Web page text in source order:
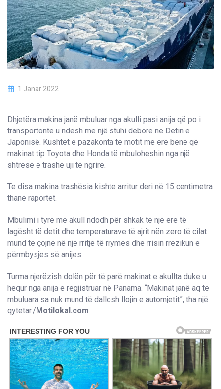
1 Janar 2022
Dhjetëra makina janë mbuluar nga akulli pasi anija që po i
transportonte u ndesh me një stuhi dëbore në Detin e
Japonisë. Kushtet e pazakonta të motit me erë bënë që
makinat tip Toyota dhe Honda të mbuloheshin nga një
shtresë e trashë uji të ngrirë.
Te disa makina trashësia kishte arritur deri në 15 centimetra
thanë raportet.
Mbulimi i tyre me akull ndodh për shkak të një ere të
lagësht të detit dhe temperaturave të ajrit nën zero të cilat
mund të çojnë në një rritje të rrymës dhe rrisin rrezikun e
përmbysjes së anijes.
Turma njerëzish dolën për të parë makinat e akullta duke u
hequr nga anija e regjistruar në Panama. “Makinat janë aq të
mbuluara sa nuk mund të dallosh llojin e automjetit”, tha një
qytetar./Motilokal.com